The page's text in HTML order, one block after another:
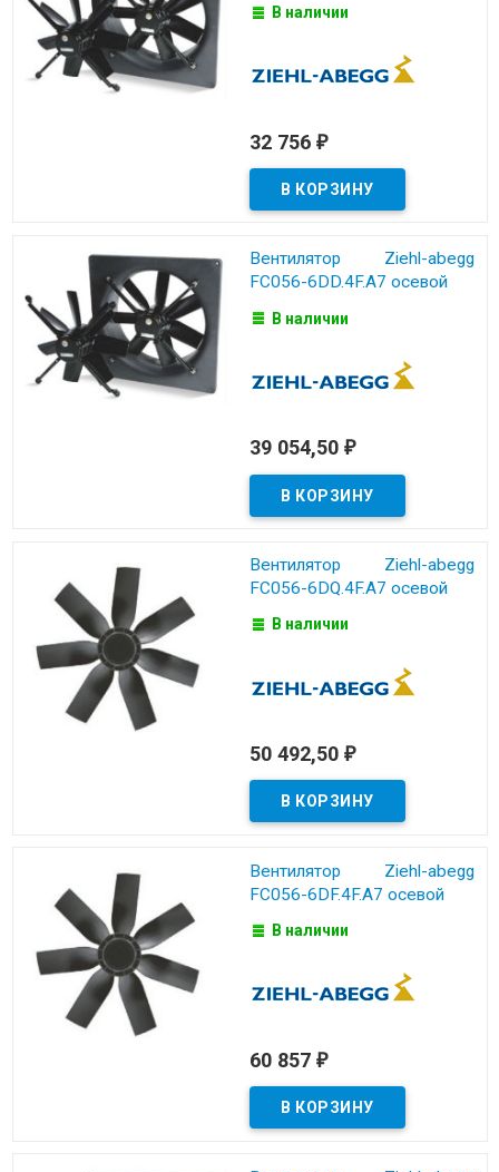
В наличии
32 756 ₽
Вентилятор Ziehl-abegg
FC056-6DD.4F.A7 осевой
В наличии
39 054,50 ₽
Вентилятор Ziehl-abegg
FC056-6DQ.4F.A7 осевой
В наличии
50 492,50 ₽
Вентилятор Ziehl-abegg
FC056-6DF.4F.A7 осевой
В наличии
60 857 ₽